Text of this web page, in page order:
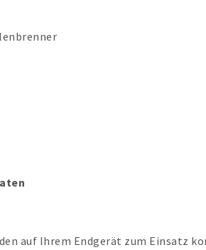
auf Ihrem Endgerät zum Einsatz